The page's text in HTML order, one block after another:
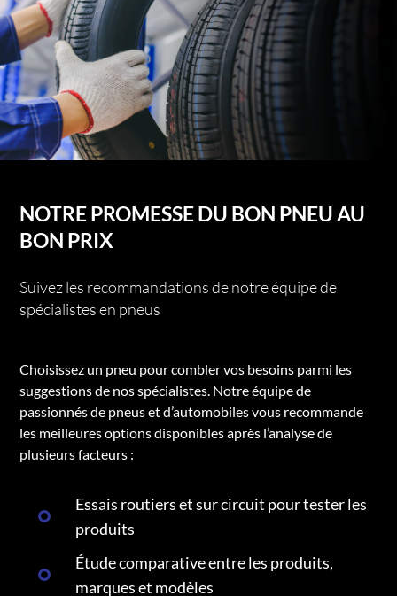
NOTRE PROMESSE DU BON PNEU AU
BON PRIX
Suivez les recommandations de notre équipe de
spécialistes en pneus
Choisissez un pneu pour combler vos besoins parmi les
suggestions de nos spécialistes. Notre équipe de
passionnés de pneus et d’automobiles vous recommande
les meilleures options disponibles après l’analyse de
plusieurs facteurs :
Essais routiers et sur circuit pour tester les
produits
Étude comparative entre les produits,
marques et modèles